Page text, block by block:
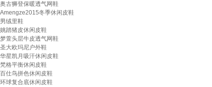
奥古狮登保暖透气网鞋
Amengze2015冬季休闲皮鞋
男绒里鞋
姚踏猪皮休闲皮鞋
梦萱头层牛皮透气网鞋
圣大欧玛尼户外鞋
华星凯月吸汗休闲皮鞋
梵格平衡休闲皮鞋
百仕鸟拼色休闲皮鞋
环球复合底休闲皮鞋